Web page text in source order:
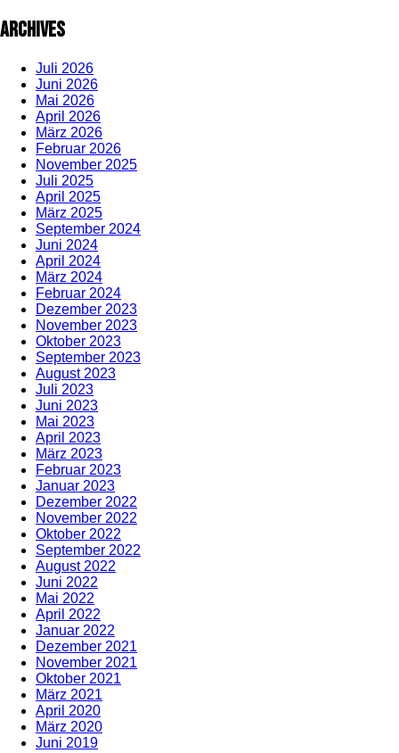
Archives
Juli 2026
Juni 2026
Mai 2026
April 2026
März 2026
Februar 2026
November 2025
Juli 2025
April 2025
März 2025
September 2024
Juni 2024
April 2024
März 2024
Februar 2024
Dezember 2023
November 2023
Oktober 2023
September 2023
August 2023
Juli 2023
Juni 2023
Mai 2023
April 2023
März 2023
Februar 2023
Januar 2023
Dezember 2022
November 2022
Oktober 2022
September 2022
August 2022
Juni 2022
Mai 2022
April 2022
Januar 2022
Dezember 2021
November 2021
Oktober 2021
März 2021
April 2020
März 2020
Juni 2019